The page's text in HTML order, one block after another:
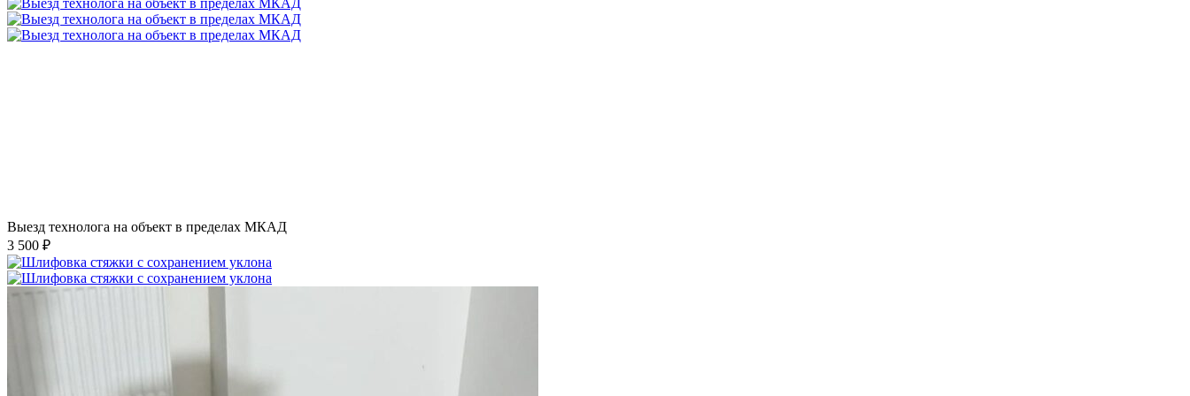
Выезд технолога на объект в пределах МКАД
3 500 ₽